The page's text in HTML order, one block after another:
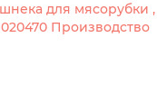
для мясорубки ,
020470 Производство